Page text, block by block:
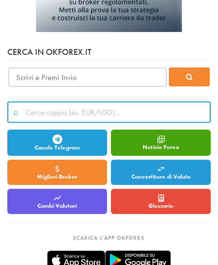
CERCA IN OKFOREX.IT
Canale Telegram Notizie Forex
Migliori Broker Convertitore di Valute
Cambi Valutari Glossario
SCARICA L'APP OKFOREX